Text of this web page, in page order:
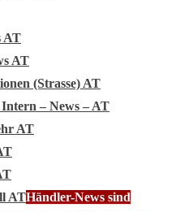
AT
AT
(Strasse) AT
Intern – News – AT
AT
ATHändler-News sind